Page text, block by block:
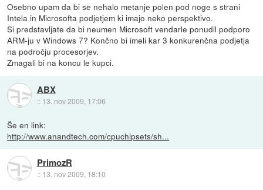
Osebno upam da bi se nehalo metanje polen pod noge s strani
Intela in Microsofta podjetjem ki imajo neko perspektivo.
Si predstavljate da bi neumen Microsoft vendarle ponudil podporo
ARM-ju v Windows 7? Končno bi imeli kar 3 konkurenčna podjetja
na področju procesorjev.
Zmagali bi na koncu le kupci.
ABX
:: 13. nov 2009, 17:06
Še en link:
http://www.anandtech.com/cpuchipsets/sh...
PrimozR
:: 13. nov 2009, 18:10